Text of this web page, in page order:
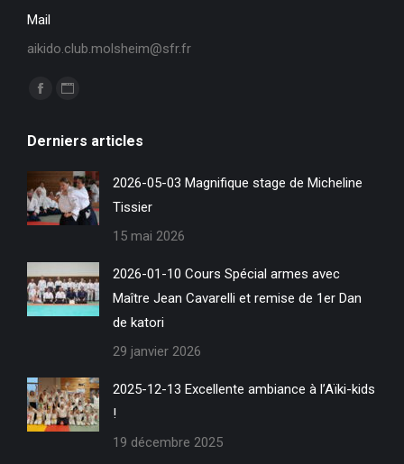
Mail
aikido.club.molsheim@sfr.fr
Trouvez nous sur :
La
Facebook
s'ouvre
dans
une
fenêtre
La
Site
Web
s'ouvre
dans
nouvelle
fenêtre
Derniers articles
2026-05-03 Magnifique stage de Micheline
Tissier
15 mai 2026
2026-01-10 Cours Spécial armes avec
Maître Jean Cavarelli et remise de 1er Dan
de katori
29 janvier 2026
2025-12-13 Excellente ambiance à l’Aïki-kids
!
19 décembre 2025